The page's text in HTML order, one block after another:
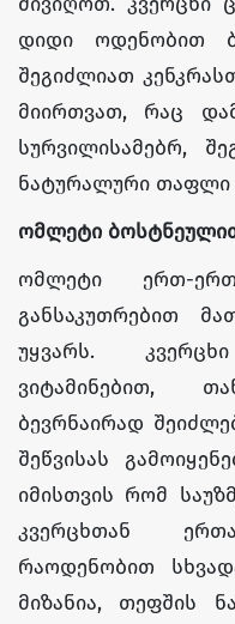
დიდი ოდენობით
შეგიძლიათ
მიირთვათ, რაც
სურვილისამებრ,
ნატურალური თაფლი
ომლეტი
ომლეტი ერთ-
განსაკუთრებით
უყვარს.
ვიტამინებით,
ბევრნაირად
შეწვისას
იმისთვის რომ
კვერცხთან
რაოდენობით
მიზანია, თეფშის